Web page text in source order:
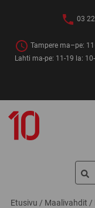
03
Tampere ma–pe:
Lahti ma-pe: 11-19 la:
10
Search
Etusivu / Maalivahdit /